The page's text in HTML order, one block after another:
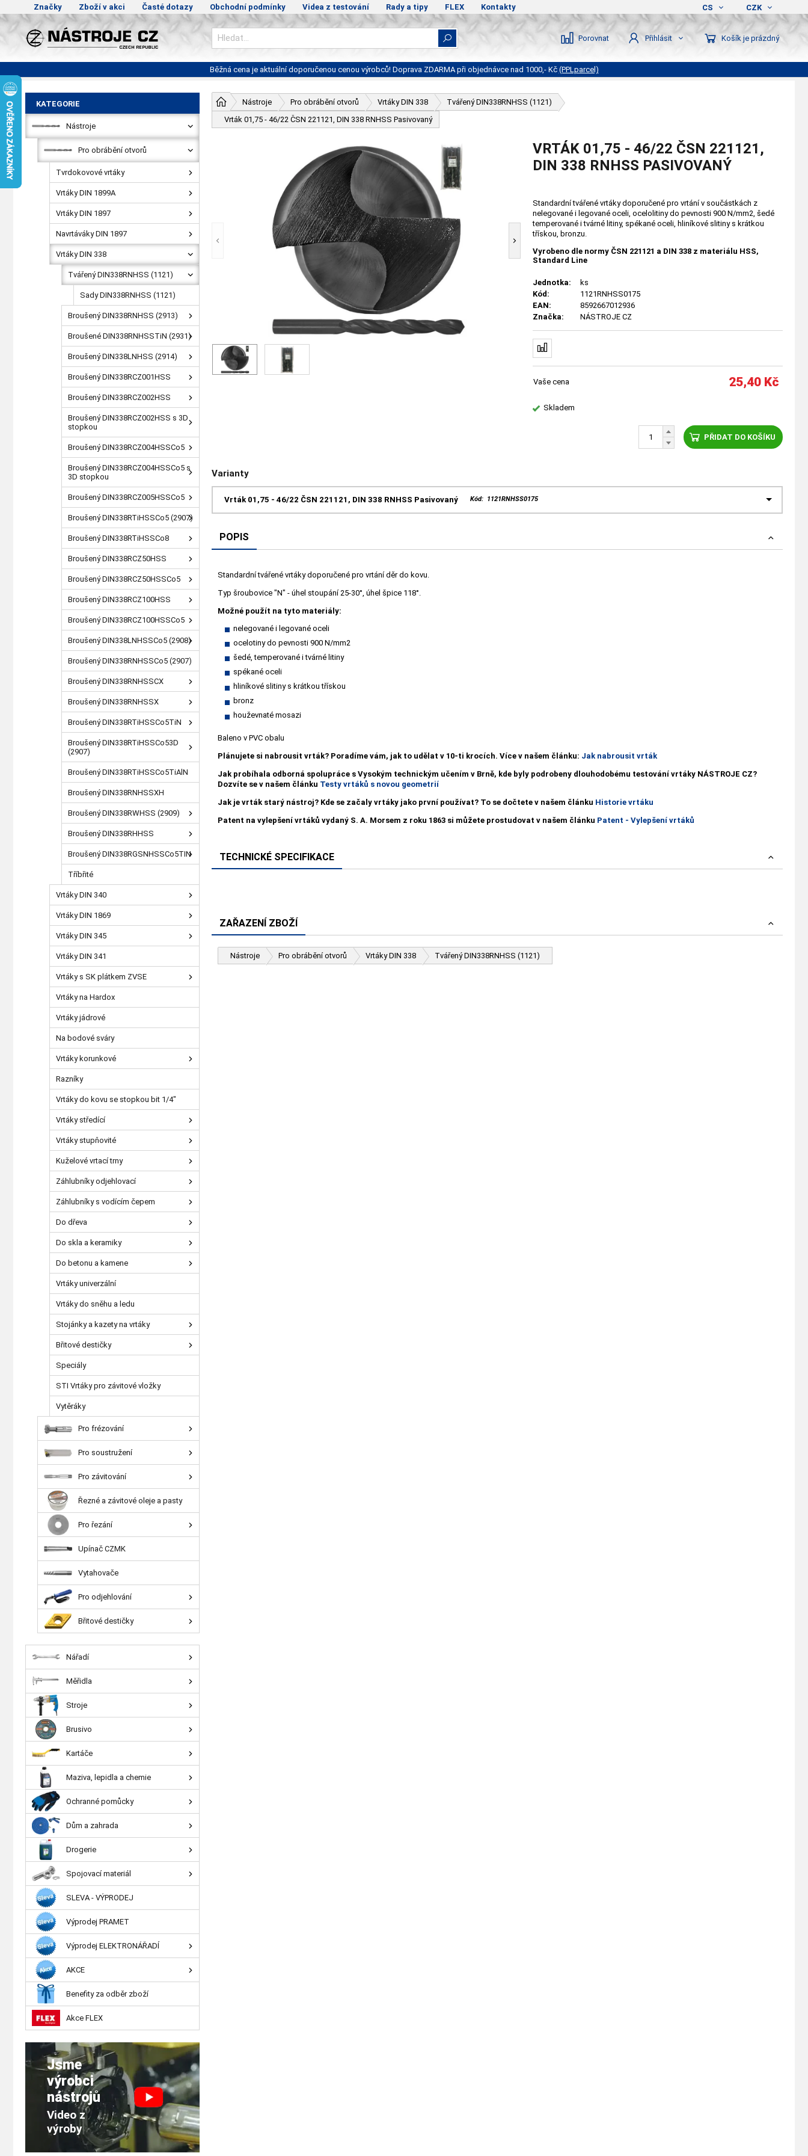
Značky Zboží v akci Časté dotazy Obchodní podmínky Videa z testování Rady a tipy FLEX Kontakty CS CZK
Porovnat Přihlásit Košík je prázdný
Běžná cena je aktuální doporučenou cenou výrobců! Doprava ZDARMA při objednávce nad 1000,- Kč (PPLparcel)
Nástroje Pro obrábění otvorů Vrtáky DIN 338
Tvářený DIN338RNHSS (1121)
Vrták 01,75 - 46/22 ČSN 221121, DIN 338 RNHSS Pasivovaný
VRTÁK 01,75 - 46/22 ČSN 221121,
DIN 338 RNHSS PASIVOVANÝ
Standardní tvářené vrtáky doporučené pro vrtání v součástkách z
nelegované i legované oceli, ocelolitiny do pevnosti 900 N/mm2, šedé
temperované i tvárné litiny, spékané oceli, hliníkové slitiny s krátkou
třískou, bronzu.
Vyrobeno dle normy ČSN 221121 a DIN 338 z materiálu HSS,
Standard Line
Jednotka:
ks
Kód:
1121RNHSS0175
EAN:
8592667012936
Značka:
NÁSTROJE CZ
Vaše cena 25,40Kč
Skladem
PŘIDAT DO KOŠÍKU
Varianty
Vrták 01,75 - 46/22 ČSN 221121, DIN 338 RNHSS Pasivovaný Kód: 1121RNHSS0175
POPIS
Standardní tvářené vrtáky doporučené pro vrtání děr do kovu.
Typ šroubovice "N" - úhel stoupání 25-30°, úhel špice 118°.
Možné použít na tyto materiály:
nelegované i legované oceli
ocelotiny do pevnosti 900 N/mm2
šedé, temperované i tvárné litiny
spékané oceli
hliníkové slitiny s krátkou třískou
bronz
houževnaté mosazi
Baleno v PVC obalu
Plánujete si nabrousit vrták? Poradíme vám, jak to udělat v 10-ti krocích. Více v našem článku: Jak nabrousit vrták
Jak probíhala odborná spolupráce s Vysokým technickým učením v Brně, kde byly podrobeny dlouhodobému testování vrtáky NÁSTROJE CZ?
Dozvíte se v našem článku Testy vrtáků s novou geometrií
Jak je vrták starý nástroj? Kde se začaly vrtáky jako první používat? To se dočtete v našem článku Historie vrtáku
Patent na vylepšení vrtáků vydaný S. A. Morsem z roku 1863 si můžete prostudovat v našem článku Patent - Vylepšení vrtáků
TECHNICKÉ SPECIFIKACE
ZAŘAZENÍ ZBOŽÍ
Nástroje Pro obrábění otvorů Vrtáky DIN 338 Tvářený DIN338RNHSS (1121)
KATEGORIE
Nástroje
Pro obrábění otvorů
Tvrdokovové vrtáky
Vrtáky DIN 1899A
Vrtáky DIN 1897
Navrtáváky DIN 1897
Vrtáky DIN 338
Tvářený DIN338RNHSS (1121)
Sady DIN338RNHSS (1121)
Broušený DIN338RNHSS (2913)
Broušené DIN338RNHSSTiN (2931)
Broušený DIN338LNHSS (2914)
Broušený DIN338RCZ001HSS
Broušený DIN338RCZ002HSS
Broušený DIN338RCZ002HSS s 3D
stopkou
Broušený DIN338RCZ004HSSCo5
Broušený DIN338RCZ004HSSCo5 s
3D stopkou
Broušený DIN338RCZ005HSSCo5
Broušený DIN338RTiHSSCo5 (2907)
Broušený DIN338RTiHSSCo8
Broušený DIN338RCZ50HSS
Broušený DIN338RCZ50HSSCo5
Broušený DIN338RCZ100HSS
Broušený DIN338RCZ100HSSCo5
Broušený DIN338LNHSSCo5 (2908)
Broušený DIN338RNHSSCo5 (2907)
Broušený DIN338RNHSSCX
Broušený DIN338RNHSSX
Broušený DIN338RTiHSSCo5TiN
Broušený DIN338RTiHSSCo53D
(2907)
Broušený DIN338RTiHSSCo5TiAlN
Broušený DIN338RNHSSXH
Broušený DIN338RWHSS (2909)
Broušený DIN338RHHSS
Broušený DIN338RGSNHSSCo5TIN
Tříbřité
Vrtáky DIN 340
Vrtáky DIN 1869
Vrtáky DIN 345
Vrtáky DIN 341
Vrtáky s SK plátkem ZVSE
Vrtáky na Hardox
Vrtáky jádrové
Na bodové sváry
Vrtáky korunkové
Razníky
Vrtáky do kovu se stopkou bit 1/4"
Vrtáky středící
Vrtáky stupňovité
Kuželové vrtací trny
Záhlubníky odjehlovací
Záhlubníky s vodícím čepem
Do dřeva
Do skla a keramiky
Do betonu a kamene
Vrtáky univerzální
Vrtáky do sněhu a ledu
Stojánky a kazety na vrtáky
Břitové destičky
Speciály
STI Vrtáky pro závitové vložky
Vytěráky
Pro frézování
Pro soustružení
Pro závitování
Řezné a závitové oleje a pasty
Pro řezání
Upínač CZMK
Vytahovače
Pro odjehlování
Břitové destičky
Nářadí
Měřidla
Stroje
Brusivo
Kartáče
Maziva, lepidla a chemie
Ochranné pomůcky
Dům a zahrada
Drogerie
Spojovací materiál
SLEVA - VÝPRODEJ
Výprodej PRAMET
Výprodej ELEKTRONÁŘADÍ
AKCE
Benefity za odběr zboží
Akce FLEX
Jsme
výrobci
nástrojů
Video z
výroby